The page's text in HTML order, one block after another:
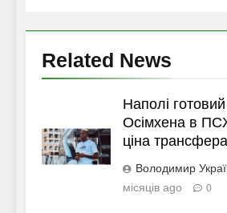
Related News
Наполі
Осімхена в
ціна трансфера
Володимир
місяців ago
0